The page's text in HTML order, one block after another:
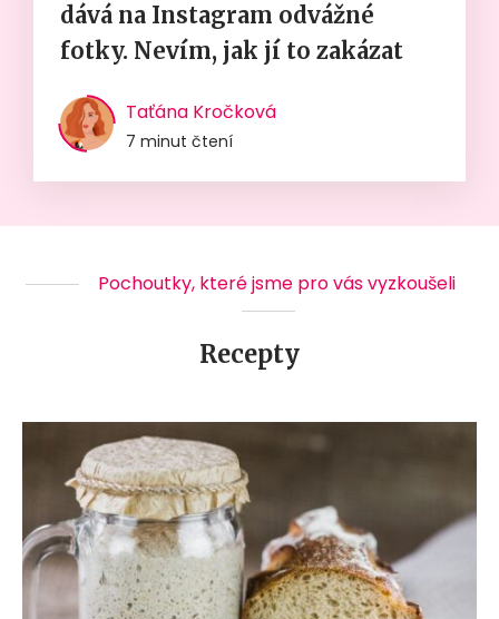
dává na Instagram odvážné
fotky. Nevím, jak jí to zakázat
Taťána Kročková
7 minut čtení
Pochoutky, které jsme pro vás vyzkoušeli
Recepty